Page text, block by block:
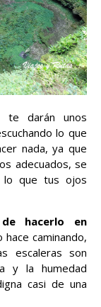
te darán unos
lo que
nada, ya que
adecuados, se
lo que tus ojos
hacerlo en
caminando,
escaleras son
y la humedad
casi de una